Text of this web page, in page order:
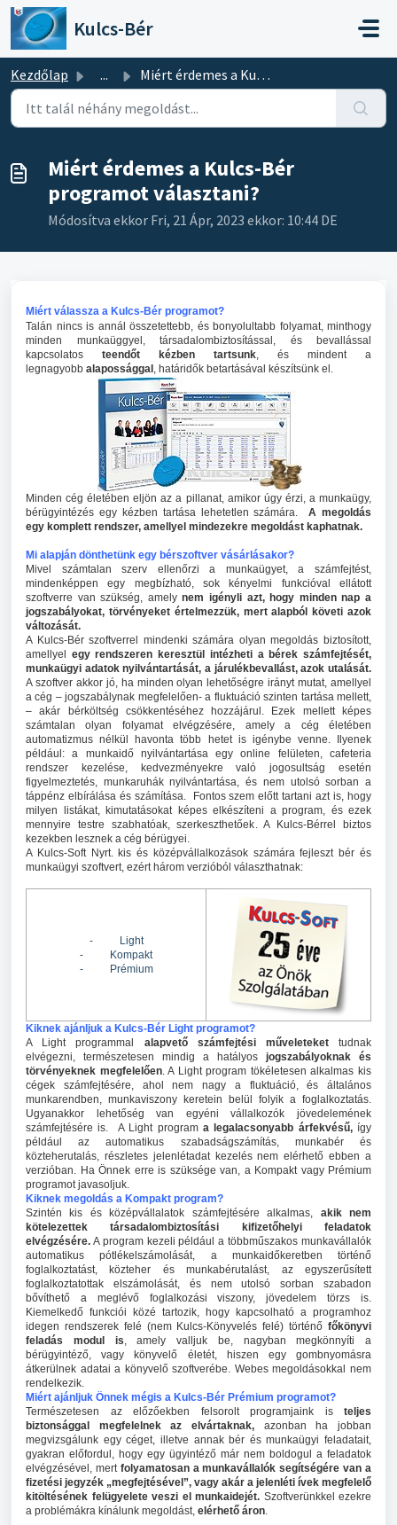
Kihagyás a tartalom megtartásához
Kulcs-Bér
Kezdőlap ... Miért érdemes a Kulcs-Bér programot választani?
Miért érdemes a Kulcs-Bér
programot választani?
Módosítva ekkor Fri, 21 Ápr, 2023 ekkor: 10:44 DE
Miért válassza a Kulcs-Bér programot?
Talán nincs is annál összetettebb, és bonyolultabb folyamat, minthogy
minden munkaüggyel, társadalombiztosítással, és bevallással
kapcsolatos teendőt kézben tartsunk, és mindent a
legnagyobb alapossággal , határidők betartásával készítsünk el.
Minden cég életében eljön az a pillanat, amikor úgy érzi, a munkaügy,
bérügyintézés egy kézben tartása lehetetlen számára.A megoldás
egy komplett rendszer, amellyel mindezekre megoldást kaphatnak.
Mi alapján dönthetünk egy bérszoftver vásárlásakor?
Mivel számtalan szerv ellenőrzi a munkaügyet, a számfejtést,
mindenképpen egy megbízható, sok kényelmi funkcióval ellátott
szoftverre van szükség, amelynem igényli azt, hogy minden nap a
jogszabályokat, törvényeket értelmezzük, mert alapból követi azok
változását.
A Kulcs-Bér szoftverrel mindenki számára olyan megoldás biztosított,
amellyel egy rendszeren keresztül intézheti a bérek számfejtését,
munkaügyi adatok nyilvántartását, a járulékbevallást, azok utalását.
A szoftver akkor jó, ha minden olyan lehetőségre irányt mutat, amellyel
a cég – jogszabálynak megfelelően- a fluktuáció szinten tartása mellett,
– akár bérköltség csökkentéséhez hozzájárul. Ezek mellett képes
számtalan olyan folyamat elvégzésére, amely a cég életében
automatizmus nélkül havonta több hetet is igénybe venne. Ilyenek
például: a munkaidő nyilvántartása egy online felületen, cafeteria
rendszer kezelése, kedvezményekre való jogosultság esetén
figyelmeztetés, munkaruhák nyilvántartása, és nem utolsó sorban a
táppénz elbírálása és számítása. Fontos szem előtt tartani azt is, hogy
milyen listákat, kimutatásokat képes elkészíteni a program, és ezek
mennyire testre szabhatóak, szerkeszthetőek. A Kulcs-Bérrel biztos
kezekben lesznek a cég bérügyei.
A Kulcs-Soft Nyrt. kis és középvállalkozások számára fejleszt bér és
munkaügyi szoftvert, ezért három verzióból választhatnak:
- Light
- Kompakt
- Prémium
Kiknek ajánljuk a Kulcs-Bér Light programot?
A Light programmal alapvető számfejtési műveletekettudnak
elvégezni, természetesen mindig a hatályos jogszabályoknak és
törvényeknek megfelelően. A Light program tökéletesen alkalmas kis
cégek számfejtésére, ahol nem nagy a fluktuáció, és általános
munkarendben, munkaviszony keretein belül folyik a foglalkoztatás.
Ugyanakkor lehetőség van egyéni vállalkozók jövedelemének
számfejtésére is. A Light program a legalacsonyabb árfekvésű,így
például az automatikus szabadságszámítás, munkabér és
közteherutalás, részletes jelenlétadat kezelés nem elérhető ebben a
verzióban. Ha Önnek erre is szüksége van, a Kompakt vagy Prémium
programot javasoljuk.
Kiknek megoldás a Kompakt program?
Szintén kis és középvállalatok számfejtésére alkalmas, akik nem
kötelezettek társadalombiztosítási kifizetőhelyi feladatok
elvégzésére. A program kezeli például a többműszakos munkavállalók
automatikus pótlékelszámolását, a munkaidőkeretben történő
foglalkoztatást, közteher és munkabérutalást, az egyszerűsített
foglalkoztatottak elszámolását, és nem utolsó sorban szabadon
bővíthető a meglévő foglalkozási viszony, jövedelem törzs is.
Kiemelkedő funkciói közé tartozik, hogy kapcsolható a programhoz
idegen rendszerek felé (nem Kulcs-Könyvelés felé) történő főkönyvi
feladás modul is, amely valljuk be, nagyban megkönnyíti a
bérügyintéző, vagy könyvelő életét, hiszen egy gombnyomásra
átkerülnek adatai a könyvelő szoftverébe. Webes megoldásokkal nem
rendelkezik.
Miért ajánljuk Önnek mégis a Kulcs-Bér Prémium programot?
Természetesen az előzőekben felsorolt programjaink is teljes
biztonsággal megfelelnek az elvártaknak, azonban ha jobban
megvizsgálunk egy céget, illetve annak bér és munkaügyi feladatait,
gyakran előfordul, hogy egy ügyintéző már nem boldogul a feladatok
elvégzésével, mert folyamatosan a munkavállalók segítségére van a
fizetési jegyzék „megfejtésével”, vagy akár a jelenléti ívek megfelelő
kitöltésének felügyelete veszi el munkaidejét. Szoftverünkkel ezekre
a problémákra kínálunk megoldást, elérhető áron.